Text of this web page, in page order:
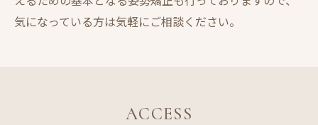
気になっている方は気軽にご相談ください。
ACCESS